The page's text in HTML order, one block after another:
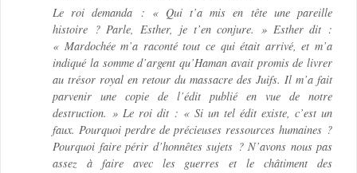
Le roi demanda : « Qui t’a mis en tête une pareille
histoire ? Parle, Esther, je t’en conjure. » Esther dit :
« Mardochée m’a raconté tout ce qui était arrivé, et m’a
indiqué la somme d’argent qu’Haman avait promis de livrer
au trésor royal en retour du massacre des Juifs. Il m’a fait
parvenir une copie de l’édit publié en vue de notre
destruction. » Le roi dit : « Si un tel édit existe, c’est un
faux. Pourquoi perdre de précieuses ressources humaines ?
Pourquoi faire périr d’honnêtes sujets ? N’avons nous pas
assez à faire avec les guerres et le châtiment des